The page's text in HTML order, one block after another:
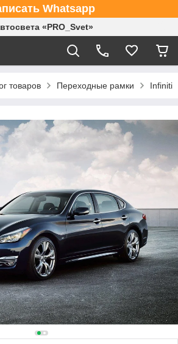
Whatsapp
«PRO_Svet»
товаров Переходные рамки Infiniti